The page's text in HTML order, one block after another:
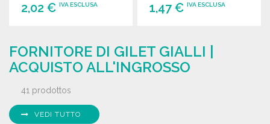
2,02 € IVA ESCLUSA
Richiedi un preventivo
1,47 €IVA ESCLUSA
Richiedi un preventivo
FORNITORE DI GILET GIALLI |
ACQUISTO ALL'INGROSSO
41 prodottos
VEDI TUTTO